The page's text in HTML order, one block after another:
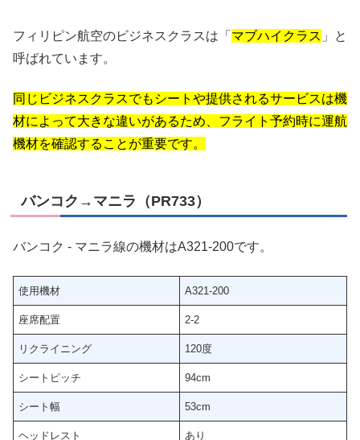
フィリピン航空のビジネスクラスは「 マブハイクラス 」と
呼ばれています。
同じビジネスクラスでもシートや提供されるサービスは機
材によって大きな違いがあるため、フライト予約時に運航
機材を確認することが重要です。
バンコク→マニラ（PR733）
バンコク - マニラ線の機材はA321-200です。
使用機材 A321-200
座席配置 2-2
リクライニング 120度
シートピッチ 94cm
シート幅 53cm
ヘッドレスト あり